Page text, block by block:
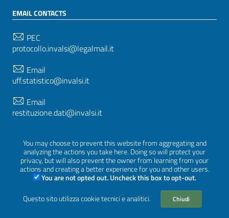
You may choose to prevent this website from aggregating and
analyzing the actions you take here. Doing so will protect your
privacy, but will also prevent the owner from learning from your
actions and creating a better experience for you and other users.
You are not opted out. Uncheck this box to opt-out.
Questo sito utilizza cookie tecnici e analitici.
Chiudi
EMAIL CONTACTS
PEC
protocollo.invalsi@legalmail.it
Email
uff.statistico@invalsi.it
Email
restituzione.dati@invalsi.it
FOLLOW US ON
Sezione Link Utili
Privacy | Cookie policy | Credits |Graphical theme